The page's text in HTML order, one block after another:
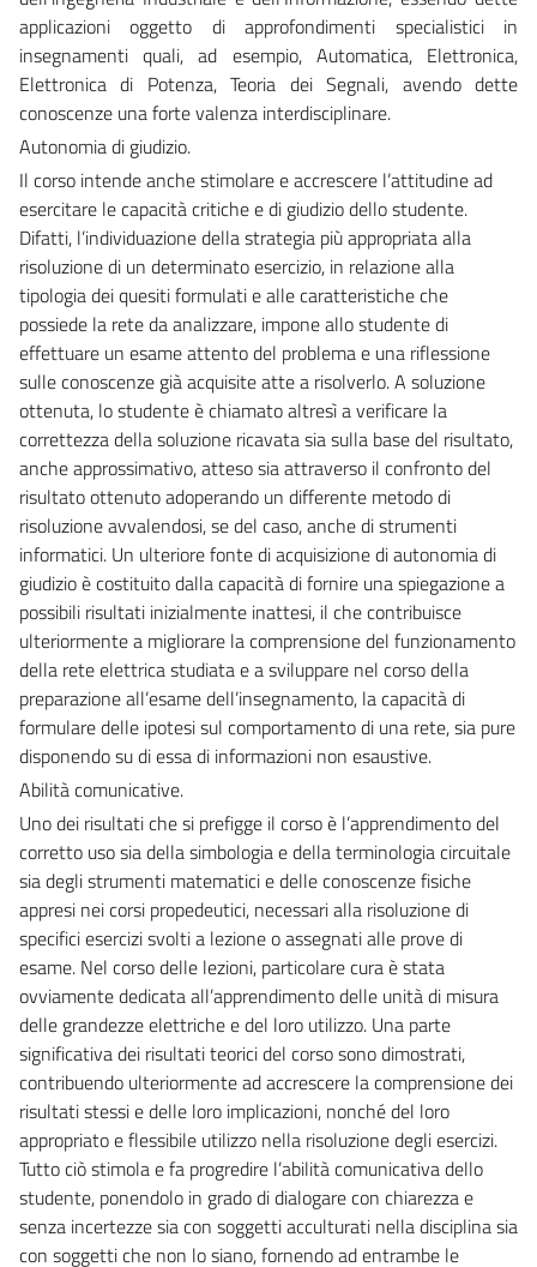
applicazioni oggetto di approfondimenti specialistici in
insegnamenti quali, ad esempio, Automatica, Elettronica,
Elettronica di Potenza, Teoria dei Segnali, avendo dette
conoscenze una forte valenza interdisciplinare.
Autonomia di giudizio.
Il corso intende anche stimolare e accrescere l’attitudine ad
esercitare le capacità critiche e di giudizio dello studente.
Difatti, l’individuazione della strategia più appropriata alla
risoluzione di un determinato esercizio, in relazione alla
tipologia dei quesiti formulati e alle caratteristiche che
possiede la rete da analizzare, impone allo studente di
effettuare un esame attento del problema e una riflessione
sulle conoscenze già acquisite atte a risolverlo. A soluzione
ottenuta, lo studente è chiamato altresì a verificare la
correttezza della soluzione ricavata sia sulla base del risultato,
anche approssimativo, atteso sia attraverso il confronto del
risultato ottenuto adoperando un differente metodo di
risoluzione avvalendosi, se del caso, anche di strumenti
informatici. Un ulteriore fonte di acquisizione di autonomia di
giudizio è costituito dalla capacità di fornire una spiegazione a
possibili risultati inizialmente inattesi, il che contribuisce
ulteriormente a migliorare la comprensione del funzionamento
della rete elettrica studiata e a sviluppare nel corso della
preparazione all’esame dell’insegnamento, la capacità di
formulare delle ipotesi sul comportamento di una rete, sia pure
disponendo su di essa di informazioni non esaustive.
Abilità comunicative.
Uno dei risultati che si prefigge il corso è l’apprendimento del
corretto uso sia della simbologia e della terminologia circuitale
sia degli strumenti matematici e delle conoscenze fisiche
appresi nei corsi propedeutici, necessari alla risoluzione di
specifici esercizi svolti a lezione o assegnati alle prove di
esame. Nel corso delle lezioni, particolare cura è stata
ovviamente dedicata all’apprendimento delle unità di misura
delle grandezze elettriche e del loro utilizzo. Una parte
significativa dei risultati teorici del corso sono dimostrati,
contribuendo ulteriormente ad accrescere la comprensione dei
risultati stessi e delle loro implicazioni, nonché del loro
appropriato e flessibile utilizzo nella risoluzione degli esercizi.
Tutto ciò stimola e fa progredire l’abilità comunicativa dello
studente, ponendolo in grado di dialogare con chiarezza e
senza incertezze sia con soggetti acculturati nella disciplina sia
con soggetti che non lo siano, fornendo ad entrambe le